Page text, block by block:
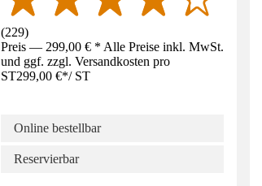
(229)
Preis — 299,00 € * Alle Preise inkl. MwSt.
und ggf. zzgl. Versandkosten pro
ST299,00 €*/ ST
Online bestellbar
Reservierbar